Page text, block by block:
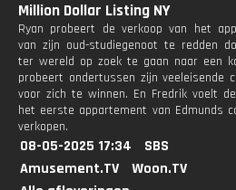
Million Dollar Listing NY
Ryan probeert de verkoop van het
van zijn oud-studiegenoot te redden
ter wereld op zoek te gaan naar een
probeert ondertussen zijn veeleisende
voor zich te winnen. En Fredrik voelt
het eerste appartement van Edmunds
verkopen.
08-05-2025 17:34
SBS
Amusement.TV
Woon.TV